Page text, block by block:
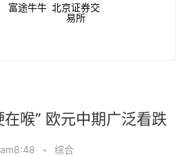
富途牛牛 北京证券交
易所
喉” 欧元中期广泛看跌
• 综合